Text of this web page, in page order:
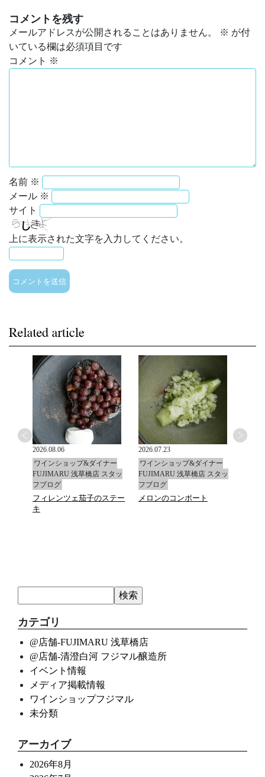
コメントを残す
メールアドレスが公開されることはありません。 ※ が付
いている欄は必須項目です
コメント ※
名前 ※
メール ※
サイト
上に表示された文字を入力してください。
2026.08.06
ワインショップ&ダイナー
FUJIMARU 浅草橋店 スタッ
フブログ
フィレンツェ茄子のステー
キ
2026.07.23
ワインショップ&ダイナー
FUJIMARU 浅草橋店 スタッ
フブログ
メロンのコンポート
カテゴリ
@店舗-FUJIMARU 浅草橋店
@店舗-清澄白河 フジマル醸造所
イベント情報
メディア掲載情報
ワインショップフジマル
未分類
アーカイブ
2026年8月